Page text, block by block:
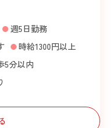
週5日勤務
時給1300円以上
5分以内